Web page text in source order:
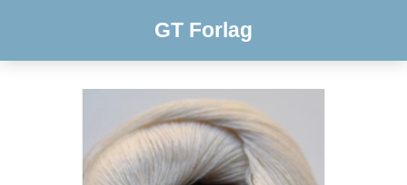
GT Forlag